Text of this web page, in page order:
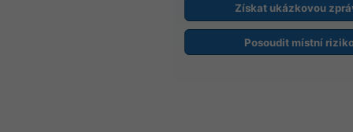
Získat ukázkovou
Posoudit místní